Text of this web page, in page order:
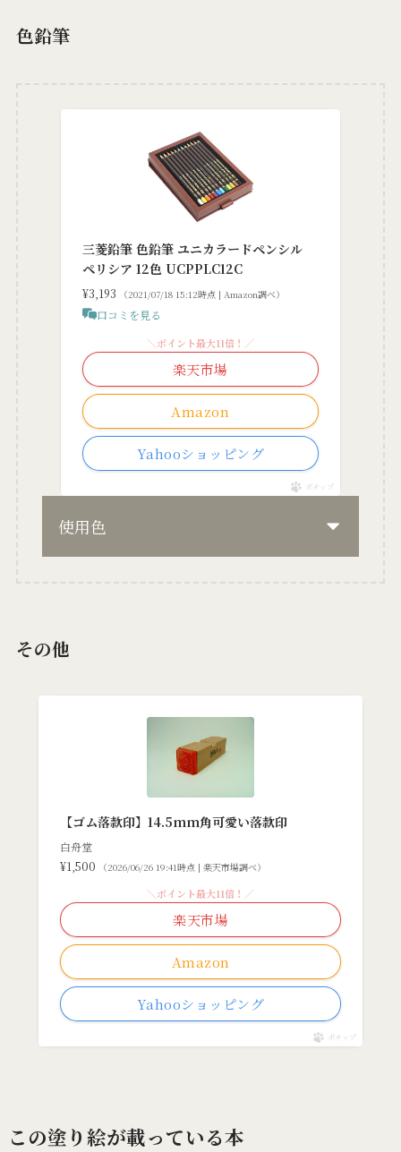
色鉛筆
三菱鉛筆 色鉛筆 ユニカラードペンシル
ペリシア 12色 UCPPLC12C
¥3,193 （2021/07/18 15:12時点 | Amazon調べ）
口コミを見る
Amazon
＼ポイント最大11倍！／
楽天市場
Yahooショッピング
ポチップ
使用色
その他
【ゴム落款印】14.5mm角可愛い落款印
白舟堂
¥1,500
（2026/06/26 19:41時点 | 楽天市場調べ）
Amazon
＼ポイント最大11倍！／
楽天市場
Yahooショッピング
ポチップ
この塗り絵が載っている本